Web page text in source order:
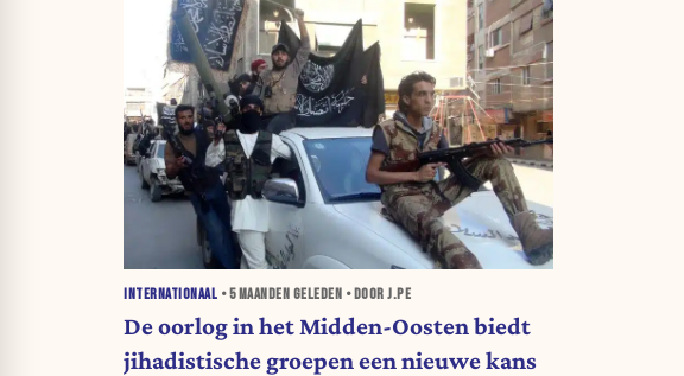
INTERNATIONAAL •5 MAANDEN GELEDEN • DOOR J.PE
De oorlog in het Midden-Oosten biedt
jihadistische groepen een nieuwe kans